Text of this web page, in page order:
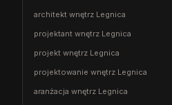
architekt wnętrz Legnica
projektant wnętrz Legnica
projekt wnętrz Legnica
projektowanie wnętrz Legnica
aranżacja wnętrz Legnica